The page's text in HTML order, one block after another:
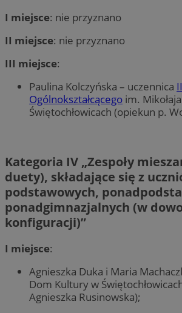
I miejsce: nie przyznano
II miejsce: nie przyznano
III miejsce:
Paulina Kolczyńska – uczennica
Ogólnokształcącego im.
Świętochłowicach (opiekun p.
Kategoria IV „Zespoły
duety), składające się z
podstawowych,
ponadgimnazjalnych (w
konfiguracji)”
I miejsce:
Agnieszka Duka i Maria
Dom Kultury w
Agnieszka Rusinowska);